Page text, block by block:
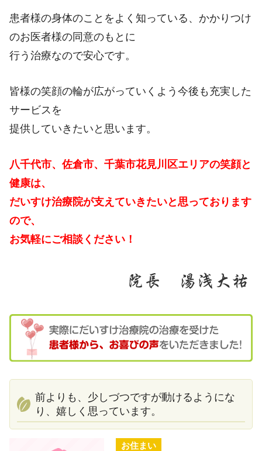
患者様の身体のことをよく知っている、かかりつけ
のお医者様の同意のもとに
行う治療なので安心です。
皆様の笑顔の輪が広がっていくよう今後も充実した
サービスを
提供していきたいと思います。
八千代市、佐倉市、千葉市花見川区エリアの笑顔と
健康は、
だいすけ治療院が支えていきたいと思っております
ので、
お気軽にご相談ください！
前よりも、少しづつですが動けるようにな
り、嬉しく思っています。
お住まい